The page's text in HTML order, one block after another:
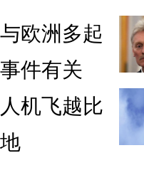
欧洲多起
件有关
机飞越比